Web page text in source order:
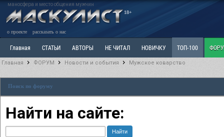
маносфера и место общения мужчин
18+
о проекте рассказать о нас
Главная СТАТЬИ АВТОРЫ НЕ ЧИТАЛ НОВИЧКУ ТОП-100
Ветка: Наболевшее. Выскажись!
РАЗДЕЛ: Разное
Главная ФОРУМ Новости и события Мужское коварство
Поиск по форуму
Найти на сайте: